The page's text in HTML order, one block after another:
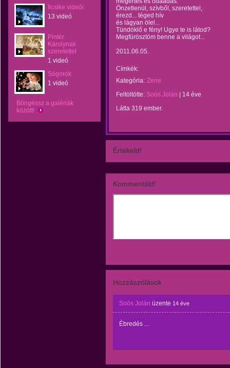
Ilcsike videói
13 videó
Pintér
Károlynak
szeretettel
1 videó
Sógorok
1 videó
Böngéssz a galériák
között!
Önzetlenül, szívből, szeretettel,
érezd... téged hív
és lágyan ölel...
Tündöklő e fény! Ugye te is látod?
Megfürösztöm benne a világot...
2011.06.05.
Címkék:
Kategória: Zene
Feltöltötte: Soós Jolán
14 éve
Látta 319 ember.
Értékeld!
Kommentáld!
Hozzászólások
Soós Jolán üzente 14 éve
Ébredés ...